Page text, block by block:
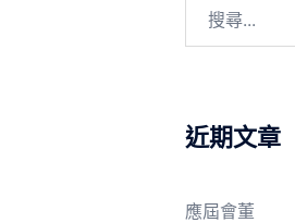
字:
近期文章
應屆會董